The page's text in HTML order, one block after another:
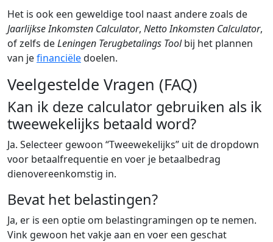
Het is ook een geweldige tool naast andere zoals de
Jaarlijkse Inkomsten Calculator, Netto Inkomsten Calculator,
of zelfs deLeningen Terugbetalings Toolbij het plannen
van jefinanciëledoelen.
Veelgestelde Vragen (FAQ)
Kan ik deze calculator gebruiken als ik
tweewekelijks betaald word?
Ja. Selecteer gewoon “Tweewekelijks” uit de dropdown
voor betaalfrequentie en voer je betaalbedrag
dienovereenkomstig in.
Bevat het belastingen?
Ja, er is een optie om belastingramingen op te nemen.
Vink gewoon het vakje aan en voer een geschat